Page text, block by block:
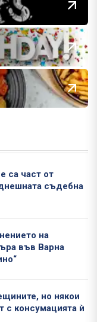
са част от
съдебна
на
във Варна
но някои
с консумацията ѝ